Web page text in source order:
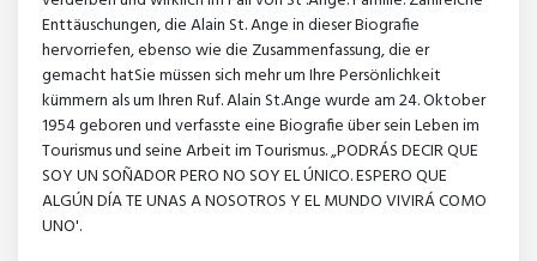
Enttäuschungen, die Alain St. Ange in dieser Biografie
hervorriefen, ebenso wie die Zusammenfassung, die er
gemacht hatSie müssen sich mehr um Ihre Persönlichkeit
kümmern als um Ihren Ruf. Alain St.Ange wurde am 24. Oktober
1954 geboren und verfasste eine Biografie über sein Leben im
Tourismus und seine Arbeit im Tourismus. „PODRÁS DECIR QUE
SOY UN SOÑADOR PERO NO SOY EL ÚNICO. ESPERO QUE
ALGÚN DÍA TE UNAS A NOSOTROS Y EL MUNDO VIVIRÁ COMO
UNO'.